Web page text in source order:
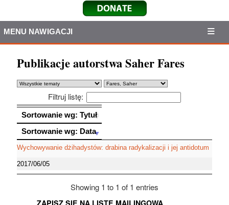
MENU NAWIGACJI
Publikacje autorstwa Saher Fares
Filtruj listę:
Sortowanie wg: Tytuł
Sortowanie wg: Data
Wychowywanie dżihadystów: drabina radykalizacji i jej antidotum
2017/06/05
Showing 1 to 1 of 1 entries
ZAPISZ SIĘ NA LISTĘ MAILINGOWĄ
Sortowanie wg: Tytuł
Sortowanie wg: Data